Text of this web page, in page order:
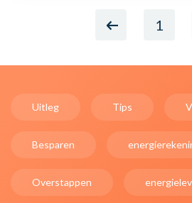
1
Uitleg Tips
Besparen
Overstappen